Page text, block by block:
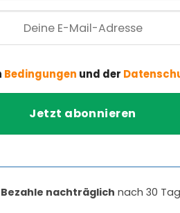
Bedingungen und der
Bezahle nachträglich nach 30